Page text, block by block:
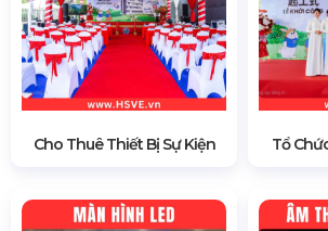
Cho Thuê Thiết Bị Sự Kiện Tổ